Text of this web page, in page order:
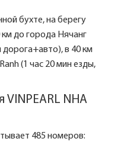
бухте, на берегу
км до города Нячанг
дорога+авто), в 40 км
(1 час 20 мин езды,
NHA
485 номеров: